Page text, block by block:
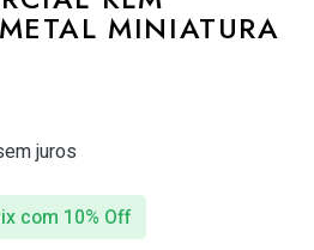
MINIATURA
juros
com 10% Off